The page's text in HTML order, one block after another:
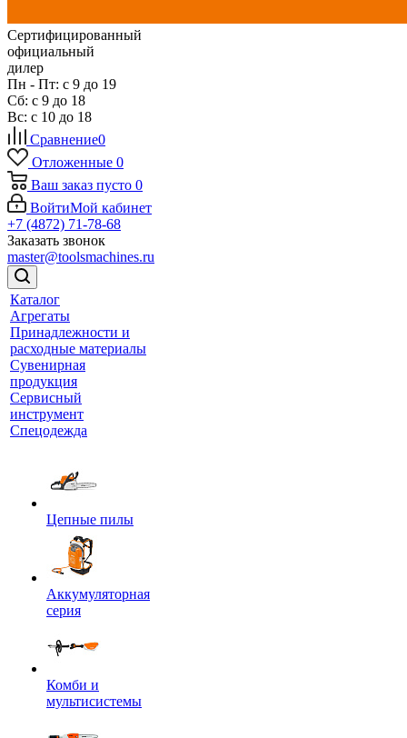
Сертифицированный
официальный
дилер
Пн - Пт: с 9 до 19
Сб: с 9 до 18
Вс: с 10 до 18
Сравнение0
Отложенные 0
Ваш заказ пусто 0
ВойтиМой кабинет
+7 (4872) 71-78-68
Заказать звонок
master@toolsmachines.ru
Каталог
Агрегаты
Принадлежности и
расходные материалы
Сувенирная
продукция
Сервисный
инструмент
Спецодежда
Цепные пилы
Аккумуляторная
серия
Комби и
мультисистемы